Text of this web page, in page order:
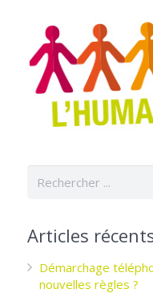
Articles
Démarchage
nouvelles règles ?